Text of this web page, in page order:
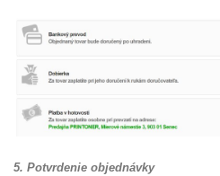
5. Potvrdenie objednávky